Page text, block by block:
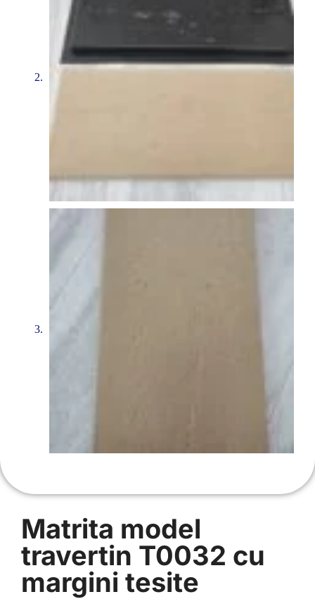
Matrita model
travertin T0032 cu
margini tesite